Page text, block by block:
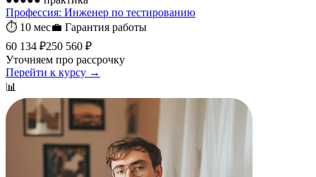
Профессия: Инженер по тестированию
⏱ 10 мес💼 Гарантия работы
60 134 ₽250 560 ₽
Уточняем про рассрочку
Перейти к курсу →
📊